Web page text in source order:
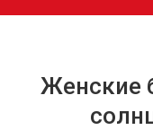
Женские